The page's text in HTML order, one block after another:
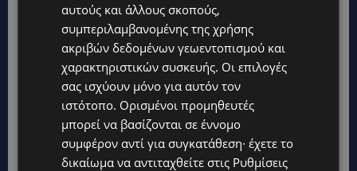
αυτούς και άλλους σκοπούς,
συμπεριλαμβανομένης της χρήσης
ακριβών δεδομένων γεωεντοπισμού και
χαρακτηριστικών συσκευής. Οι επιλογές
σας ισχύουν μόνο για αυτόν τον
ιστότοπο. Ορισμένοι προμηθευτές
μπορεί να βασίζονται σε έννομο
συμφέρον αντί για συγκατάθεση· έχετε το
δικαίωμα να αντιταχθείτε στις Ρυθμίσεις